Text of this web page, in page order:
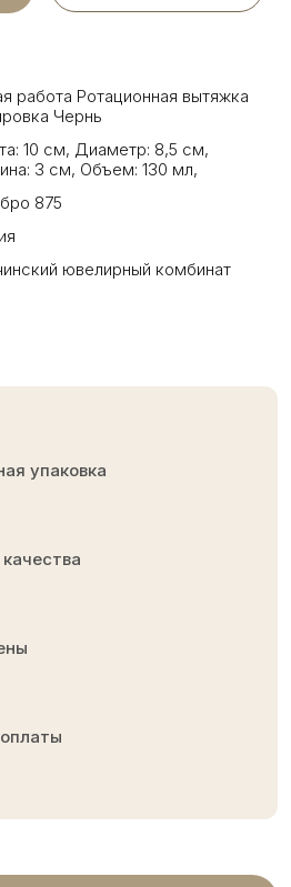
работа Ротационная вытяжка
Чернь
10 см, Диаметр: 8,5 см,
3 см, Объем: 130 мл,
875
ювелирный комбинат
упаковка